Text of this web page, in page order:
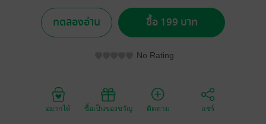
ทดลองอ่าน ซื้อ 199 บาท
No Rating
อยากได้ ซื้อเป็นของขวัญ ติดตาม แชร์